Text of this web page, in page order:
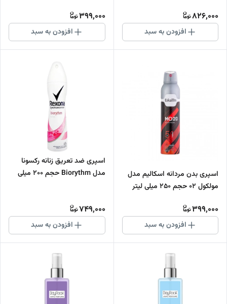
826,000
افزودن به سبد
399,000
افزودن به سبد
اسپری بدن مردانه اسکالیم مدل
مولکول 02 حجم 250 میلی لیتر
399,000
افزودن به سبد
اسپری ضد تعریق زنانه رکسونا
مدل Biorythm حجم 200 میلی
749,000
افزودن به سبد